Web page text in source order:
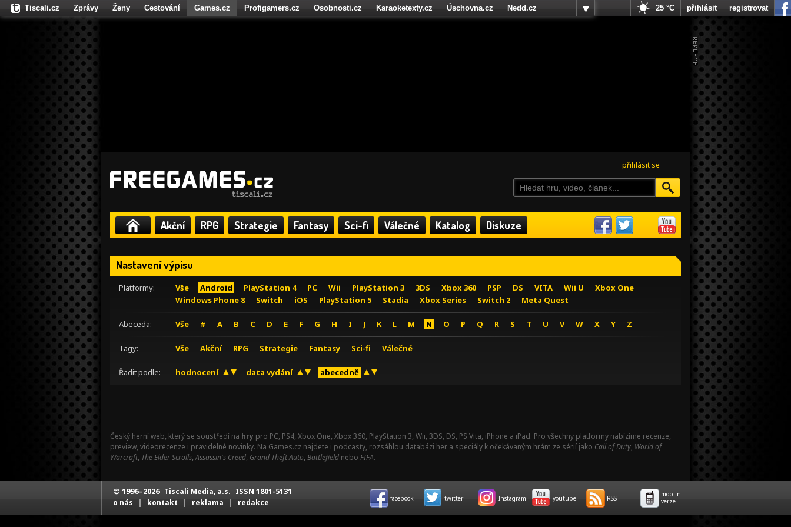
přihlásit se
Akční RPG Strategie Fantasy Sci-fi Válečné Katalog Diskuze
Nastavení výpisu
Platformy: Vše Android PlayStation 4 PC Wii PlayStation 3 3DS Xbox 360 PSP DS VITA Wii U
Xbox One
Windows Phone 8
Switch iOS PlayStation 5 Stadia Xbox Series Switch 2 Meta Quest
Abeceda: Vše # A B C D E F G H I J K L M N O P Q R S T U V W X Y Z
Tagy: Vše Akční RPG Strategie Fantasy Sci-fi Válečné
Řadit podle: hodnocení data vydání abecedně
Český herní web, který se soustředí na hry pro PC, PS4, Xbox One, Xbox 360, PlayStation 3, Wii, 3DS, DS, PS Vita, iPhone a iPad. Pro všechny platformy nabízíme recenze,
preview, videorecenze i pravidelné novinky. Na Games.cz najdete i podcasty, rozsáhlou databázi her a speciály k očekávaným hrám ze sérií jako Call of Duty, World of
Warcraft, The Elder Scrolls,Assassin's Creed, Grand Theft Auto, Battlefield nebo FIFA.
Tiscali.cz Zprávy Ženy Cestování Games.cz Profigamers.cz Osobnosti.cz Karaoketexty.cz Úschovna.cz
Nedd.cz
Fights.cz
25 °C přihlásit registrovat
© 1996–2026 Tiscali Media, a.s. ISSN 1801-5131
o nás | kontakt | reklama | redakce facebook twitter Instagram youtube RSS
mobilní
verze